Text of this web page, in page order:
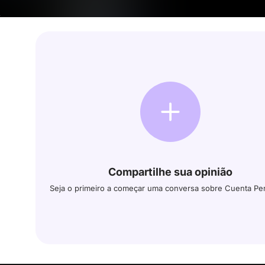
Compartilhe sua opinião
Seja o primeiro a começar uma conversa sobre Cuenta